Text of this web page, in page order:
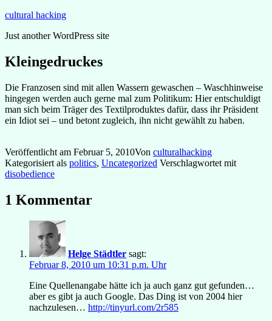
Zum
springen
cultural hacking
Just another WordPress site
Kleingedruckes
Die Franzosen sind mit allen Wassern gewaschen – Waschhinweise
hingegen werden auch gerne mal zum Politikum: Hier entschuldigt
man sich beim Träger des Textilproduktes dafür, dass ihr Präsident
ein Idiot sei – und betont zugleich, ihn nicht gewählt zu haben.
Veröffentlicht am Februar 5, 2010Von culturalhacking
Kategorisiert als politics, Uncategorized Verschlagwortet mit
disobedience
1 Kommentar
Helge Städtler sagt:
Februar 8, 2010 um 10:31 p.m. Uhr
Eine Quellenangabe hätte ich ja auch ganz gut gefunden…
aber es gibt ja auch Google. Das Ding ist von 2004 hier
nachzulesen… http://tinyurl.com/2r585